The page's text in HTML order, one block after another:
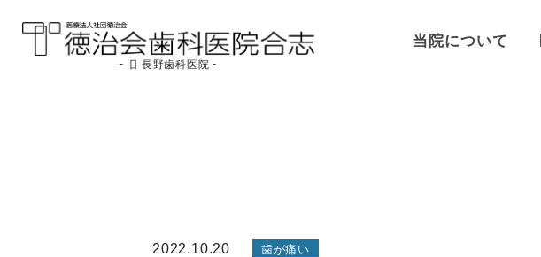
医療法人社団徳治会
- 旧 長野歯科医院 -
当院について
2022.10.20 歯が痛い